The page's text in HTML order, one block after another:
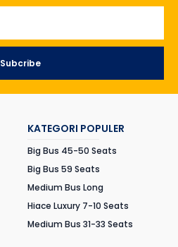
Subcribe
KATEGORI POPULER
Big Bus 45-50 Seats
Big Bus 59 Seats
Medium Bus Long
Hiace Luxury 7-10 Seats
Medium Bus 31-33 Seats